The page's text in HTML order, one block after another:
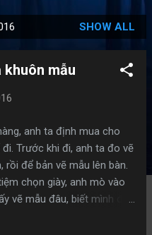
SHOW ALL
khuôn mẫu
anh ta định mua cho
Trước khi đi, anh ta đo vẽ
để bản vẽ mẫu lên bàn.
chọn giày, anh mò vào
vẽ mẫu đâu, biết mình để